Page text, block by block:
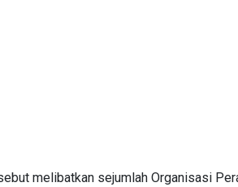
melibatkan sejumlah Organisasi